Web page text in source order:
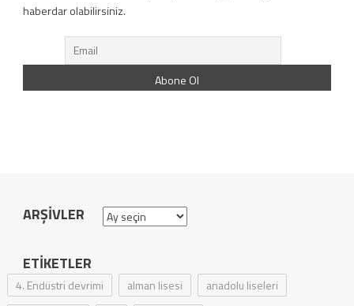
haberdar olabilirsiniz.
ARŞIVLER Arşivler
ETIKETLER
4. Endüstri devrimi alman lisesi
anadolu liseleri